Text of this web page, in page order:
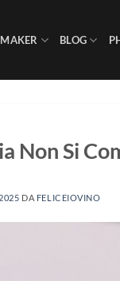
BLOG
Non Si
DA FELICEIOVINO